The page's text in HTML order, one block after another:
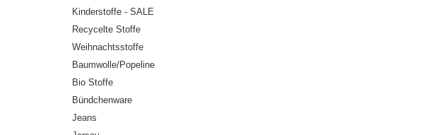
Kinderstoffe - SALE
Recycelte Stoffe
Weihnachtsstoffe
Baumwolle/Popeline
Bio Stoffe
Bündchenware
Jeans